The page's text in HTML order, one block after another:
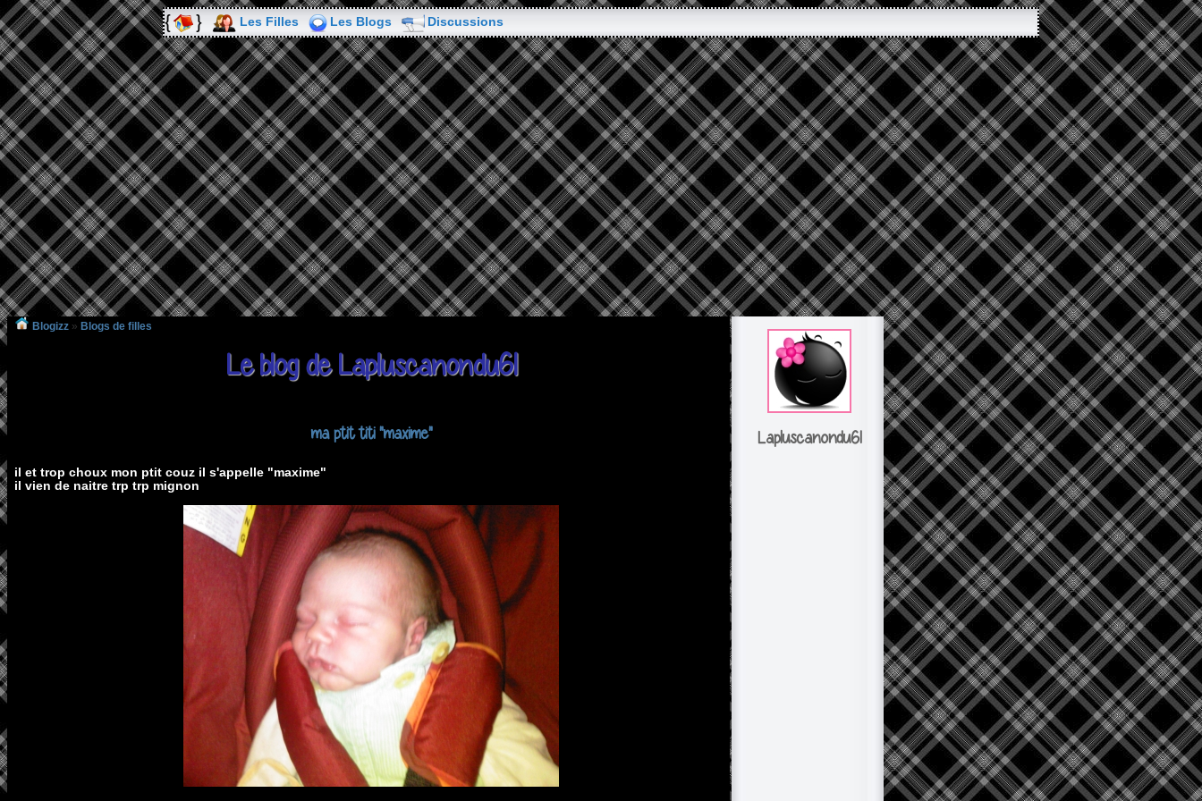
Les Filles Les Blogs Discussions
Blogizz » Blogs de filles
Le blog de Lapluscanondu61
ma ptit titi "maxime"
il et trop choux mon ptit couz il s'appelle "maxime"
il vien de naitre trp trp mignon
Lapluscanondu61